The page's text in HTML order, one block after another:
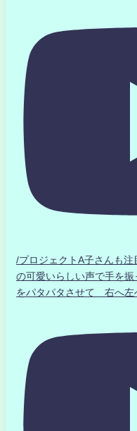
/プロジェクトA子さん
の可愛いらしい声で手を
をパタパタさせて 右へ左